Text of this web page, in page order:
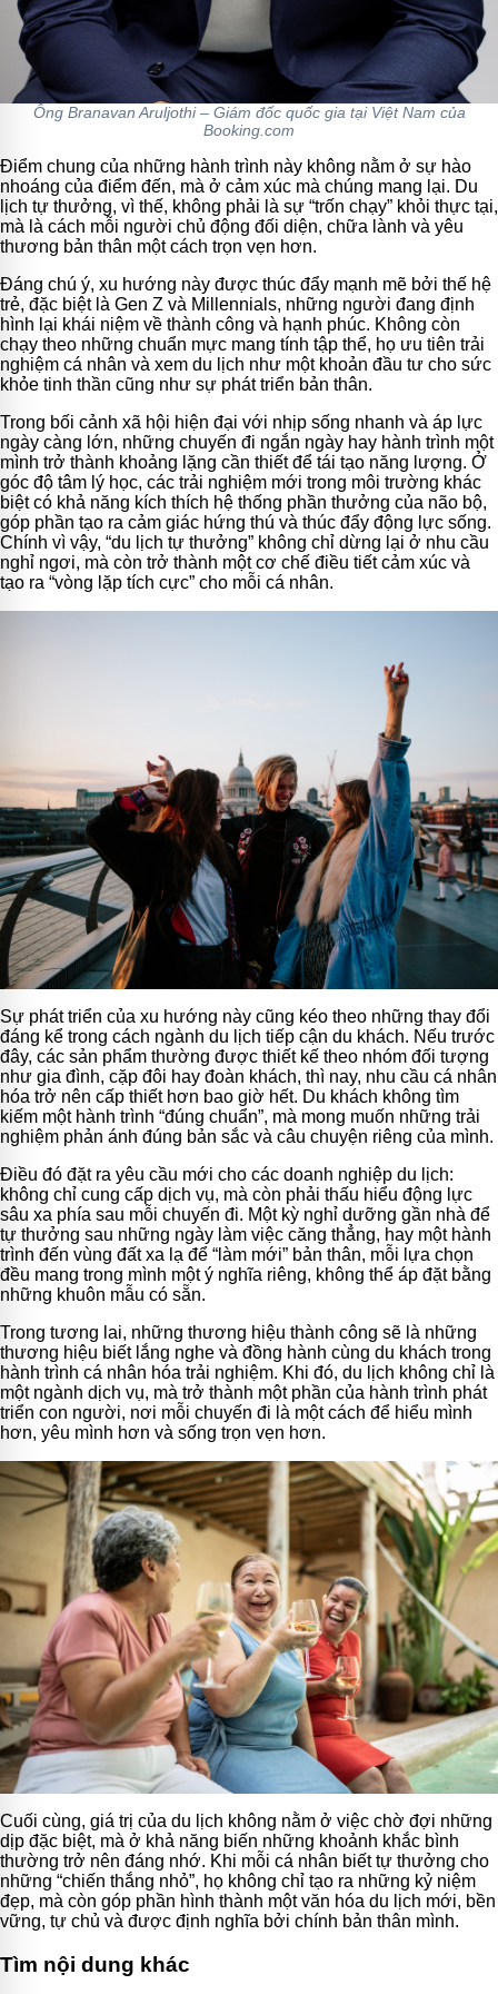
Ông Branavan Aruljothi – Giám đốc quốc gia tại Việt Nam của
Booking.com
Điểm chung của những hành trình này không nằm ở sự hào
nhoáng của điểm đến, mà ở cảm xúc mà chúng mang lại. Du
lịch tự thưởng, vì thế, không phải là sự “trốn chạy” khỏi thực tại,
mà là cách mỗi người chủ động đối diện, chữa lành và yêu
thương bản thân một cách trọn vẹn hơn.
Đáng chú ý, xu hướng này được thúc đẩy mạnh mẽ bởi thế hệ
trẻ, đặc biệt là Gen Z và Millennials, những người đang định
hình lại khái niệm về thành công và hạnh phúc. Không còn
chạy theo những chuẩn mực mang tính tập thể, họ ưu tiên trải
nghiệm cá nhân và xem du lịch như một khoản đầu tư cho sức
khỏe tinh thần cũng như sự phát triển bản thân.
Trong bối cảnh xã hội hiện đại với nhịp sống nhanh và áp lực
ngày càng lớn, những chuyến đi ngắn ngày hay hành trình một
mình trở thành khoảng lặng cần thiết để tái tạo năng lượng. Ở
góc độ tâm lý học, các trải nghiệm mới trong môi trường khác
biệt có khả năng kích thích hệ thống phần thưởng của não bộ,
góp phần tạo ra cảm giác hứng thú và thúc đẩy động lực sống.
Chính vì vậy, “du lịch tự thưởng” không chỉ dừng lại ở nhu cầu
nghỉ ngơi, mà còn trở thành một cơ chế điều tiết cảm xúc và
tạo ra “vòng lặp tích cực” cho mỗi cá nhân.
Sự phát triển của xu hướng này cũng kéo theo những thay đổi
đáng kể trong cách ngành du lịch tiếp cận du khách. Nếu trước
đây, các sản phẩm thường được thiết kế theo nhóm đối tượng
như gia đình, cặp đôi hay đoàn khách, thì nay, nhu cầu cá nhân
hóa trở nên cấp thiết hơn bao giờ hết. Du khách không tìm
kiếm một hành trình “đúng chuẩn”, mà mong muốn những trải
nghiệm phản ánh đúng bản sắc và câu chuyện riêng của mình.
Điều đó đặt ra yêu cầu mới cho các doanh nghiệp du lịch:
không chỉ cung cấp dịch vụ, mà còn phải thấu hiểu động lực
sâu xa phía sau mỗi chuyến đi. Một kỳ nghỉ dưỡng gần nhà để
tự thưởng sau những ngày làm việc căng thẳng, hay một hành
trình đến vùng đất xa lạ để “làm mới” bản thân, mỗi lựa chọn
đều mang trong mình một ý nghĩa riêng, không thể áp đặt bằng
những khuôn mẫu có sẵn.
Trong tương lai, những thương hiệu thành công sẽ là những
thương hiệu biết lắng nghe và đồng hành cùng du khách trong
hành trình cá nhân hóa trải nghiệm. Khi đó, du lịch không chỉ là
một ngành dịch vụ, mà trở thành một phần của hành trình phát
triển con người, nơi mỗi chuyến đi là một cách để hiểu mình
hơn, yêu mình hơn và sống trọn vẹn hơn.
Cuối cùng, giá trị của du lịch không nằm ở việc chờ đợi những
dịp đặc biệt, mà ở khả năng biến những khoảnh khắc bình
thường trở nên đáng nhớ. Khi mỗi cá nhân biết tự thưởng cho
những “chiến thắng nhỏ”, họ không chỉ tạo ra những kỷ niệm
đẹp, mà còn góp phần hình thành một văn hóa du lịch mới, bền
vững, tự chủ và được định nghĩa bởi chính bản thân mình.
Tìm nội dung khác